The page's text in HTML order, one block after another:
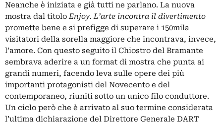
Neanche è iniziata e già tutti ne parlano. La nuova
mostra dal titoloEnjoy. L’arte incontra il divertimento
promette bene e si prefigge di superare i 150mila
visitatori della sorella maggiore che incontrava, invece,
l’amore. Con questo seguito il Chiostro del Bramante
sembrava aderire a un format di mostra che punta ai
grandi numeri, facendo leva sulle opere dei più
importanti protagonisti del Novecento e del
contemporaneo, riuniti sotto un unico filo conduttore.
Un ciclo però che è arrivato al suo termine considerata
l’ultima dichiarazione del Direttore Generale DART